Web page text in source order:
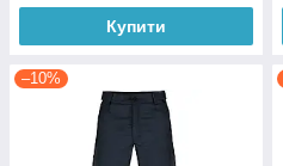
Купити
–10%